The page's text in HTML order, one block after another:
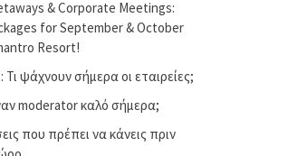
& Corporate Meetings:
for September & October
Resort!
ψάχνουν σήμερα οι εταιρείες;
moderator καλό σήμερα;
που πρέπει να κάνεις πριν